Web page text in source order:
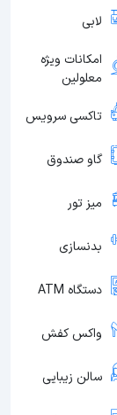
لابی
امکانات ویژه
معلولین
تاکسی سرویس
گاو صندوق
میز تور
بدنسازی
دستگاه ATM
واکس کفش
سالن زیبایی